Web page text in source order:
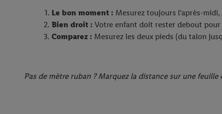
Le bon moment : Mesurez toujours l'après-
Bien droit : Votre enfant doit rester debout pour
Comparez : Mesurez les deux pieds (du talon
Pas de mètre ruban ? Marquez la distance sur une